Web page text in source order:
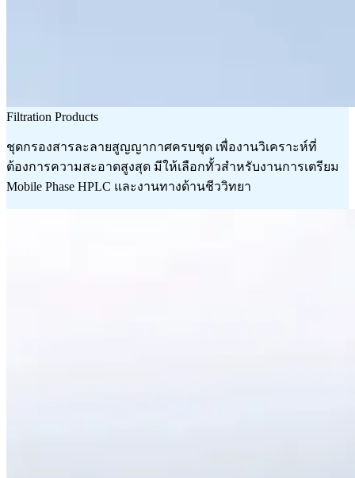
Filtration Products
ชุดกรองสารละลายสูญญากาศครบชุด เพื่องานวิเคราะห์ที่
ต้องการความสะอาดสูงสุด มีให้เลือกทั้วสำหรับงานการเตรียม
Mobile Phase HPLC และงานทางด้านชีววิทยา